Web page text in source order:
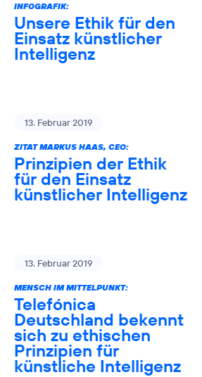
INFOGRAFIK:
Unsere Ethik für den
Einsatz künstlicher
Intelligenz
13. Februar 2019
ZITAT MARKUS HAAS, CEO:
Prinzipien der Ethik
für den Einsatz
künstlicher Intelligenz
13. Februar 2019
MENSCH IM MITTELPUNKT:
Telefónica
Deutschland bekennt
sich zu ethischen
Prinzipien für
künstliche Intelligenz